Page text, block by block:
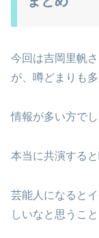
今回は吉岡里帆
が、噂どまりも
情報が多い方でし
本当に共演する
芸能人になると
しいなと思うこ